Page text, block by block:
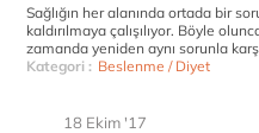
Sağlığın her alanında ortada bir
kaldırılmaya çalışılıyor. Böyle
zamanda yeniden aynı sorunla
Kategori : Beslenme / Diyet
18 Ekim '17